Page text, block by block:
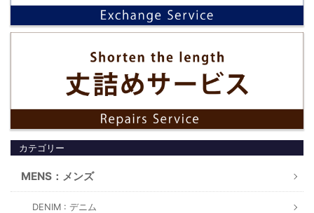
カテゴリー
MENS：メンズ
DENIM : デニム